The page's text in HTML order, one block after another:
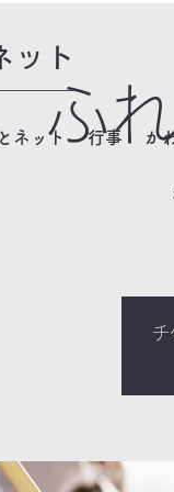
ット
ネット 行事 か
ふ
チ